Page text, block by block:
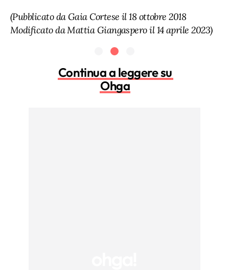
(Pubblicato da Gaia Cortese il 18 ottobre 2018
Modificato da Mattia Giangaspero il 14 aprile 2023)
Continua a leggere su
Ohga